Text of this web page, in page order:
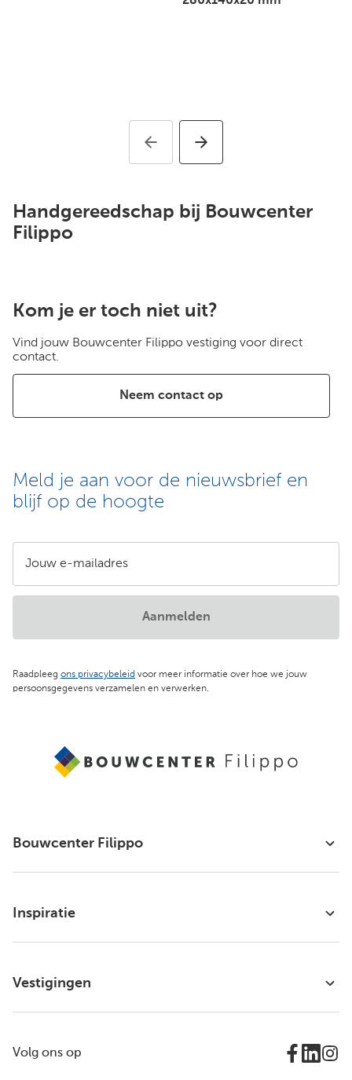
Handgereedschap bij Bouwcenter
Filippo
Kom je er toch niet uit?
Vind jouw Bouwcenter Filippo vestiging voor direct
contact.
Neem contact op
Meld je aan voor de nieuwsbrief en
blijf op de hoogte
Jouw e-mailadres
Raadpleeg ons privacybeleid voor meer informatie over hoe we jouw
persoonsgegevens verzamelen en verwerken.
Aanmelden
Bouwcenter Filippo
Inspiratie
Vestigingen
Volg ons op